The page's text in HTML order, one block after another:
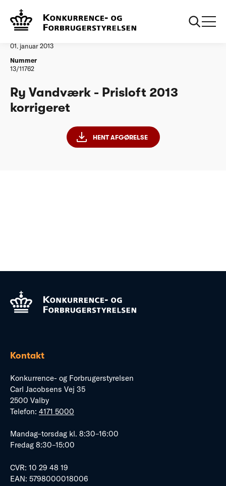
Vandtilsyn
01. januar 2013
Nummer
13/11762
Ry Vandværk - Prisloft 2013
korrigeret
HENT AFGØRELSE
Kontakt
Konkurrence- og Forbrugerstyrelsen
Carl Jacobsens Vej 35
2500 Valby
Telefon: 4171 5000
Mandag–torsdag kl. 8:30–16:00
Fredag 8:30–15:00
CVR: 10 29 48 19
EAN: 5798000018006